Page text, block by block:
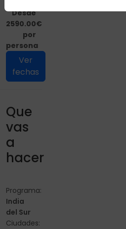
Desde
2590.00€
por
persona
Ver
fechas
Que
vas
a
hacer
Programa:
India
del Sur
Ciudades: